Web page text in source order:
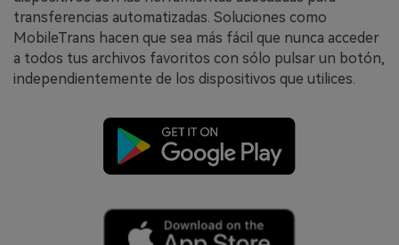
transferencias automatizadas. Soluciones como
MobileTrans hacen que sea más fácil que nunca acceder
a todos tus archivos favoritos con sólo pulsar un botón,
independientemente de los dispositivos que utilices.